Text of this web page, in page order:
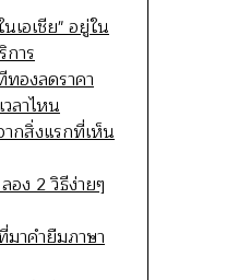
เอเชีย" อยู่ใน
การ
ทองลดราคา
ลาไหน
กสิ่งแรกที่เห็น
อง 2 วิธีง่ายๆ
มาคำยืมภาษา